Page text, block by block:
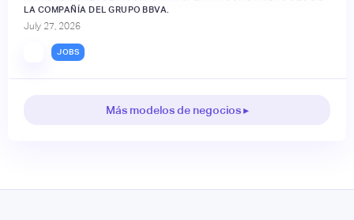
LA COMPAÑÍA DEL GRUPO BBVA.
July 27, 2026
JOBS
Más modelos de negocios ▸